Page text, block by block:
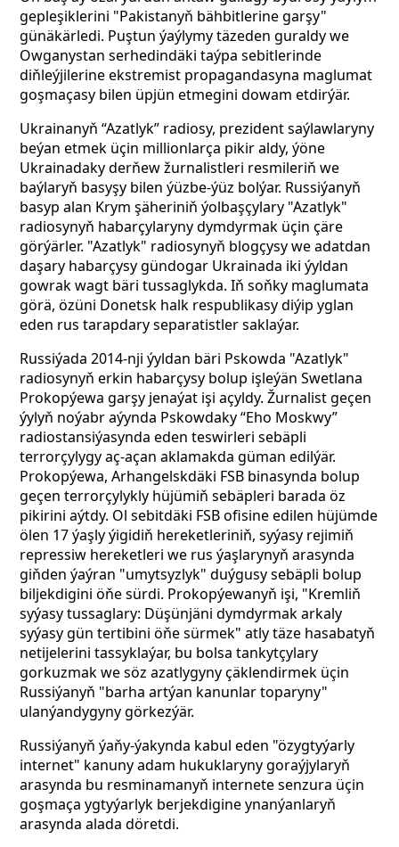
gepleşiklerini "Pakistanyň bähbitlerine garşy"
günäkärledi. Puştun ýaýlymy täzeden guraldy we
Owganystan serhedindäki taýpa sebitlerinde
diňleýjilerine ekstremist propagandasyna maglumat
goşmaçasy bilen üpjün etmegini dowam etdirýär.
Ukrainanyň “Azatlyk” radiosy, prezident saýlawlaryny
beýan etmek üçin millionlarça pikir aldy, ýöne
Ukrainadaky derňew žurnalistleri resmileriň we
baýlaryň basyşy bilen ýüzbe-ýüz bolýar. Russiýanyň
basyp alan Krym şäheriniň ýolbaşçylary "Azatlyk"
radiosynyň habarçylaryny dymdyrmak üçin çäre
görýärler. "Azatlyk" radiosynyň blogçysy we adatdan
daşary habarçysy gündogar Ukrainada iki ýyldan
gowrak wagt bäri tussaglykda. Iň soňky maglumata
görä, özüni Donetsk halk respublikasy diýip yglan
eden rus tarapdary separatistler saklaýar.
Russiýada 2014-nji ýyldan bäri Pskowda "Azatlyk"
radiosynyň erkin habarçysy bolup işleýän Swetlana
Prokopýewa garşy jenaýat işi açyldy. Žurnalist geçen
ýylyň noýabr aýynda Pskowdaky “Eho Moskwy”
radiostansiýasynda eden teswirleri sebäpli
terrorçylygy aç-açan aklamakda güman edilýär.
Prokopýewa, Arhangelskdäki FSB binasynda bolup
geçen terrorçylykly hüjümiň sebäpleri barada öz
pikirini aýtdy. Ol sebitdäki FSB ofisine edilen hüjümde
ölen 17 ýaşly ýigidiň hereketleriniň, syýasy rejimiň
repressiw hereketleri we rus ýaşlarynyň arasynda
giňden ýaýran "umytsyzlyk" duýgusy sebäpli bolup
biljekdigini öňe sürdi. Prokopýewanyň işi, "Kremliň
syýasy tussaglary: Düşünjäni dymdyrmak arkaly
syýasy gün tertibini öňe sürmek" atly täze hasabatyň
netijelerini tassyklaýar, bu bolsa tankytçylary
gorkuzmak we söz azatlygyny çäklendirmek üçin
Russiýanyň "barha artýan kanunlar toparyny"
ulanýandygyny görkezýär.
Russiýanyň ýaňy-ýakynda kabul eden "özygtyýarly
internet" kanuny adam hukuklaryny goraýjylaryň
arasynda bu resminamanyň internete senzura üçin
goşmaça ygtyýarlyk berjekdigine ynanýanlaryň
arasynda alada döretdi.